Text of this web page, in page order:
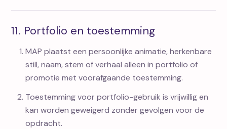
11. Portfolio en toestemming
MAP plaatst een persoonlijke animatie, herkenbare
still, naam, stem of verhaal alleen in portfolio of
promotie met voorafgaande toestemming.
Toestemming voor portfolio-gebruik is vrijwillig en
kan worden geweigerd zonder gevolgen voor de
opdracht.